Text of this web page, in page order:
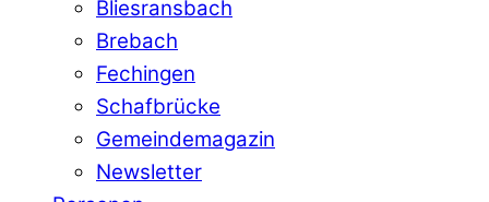
Bliesransbach
Brebach
Fechingen
Schafbrücke
Gemeindemagazin
Newsletter